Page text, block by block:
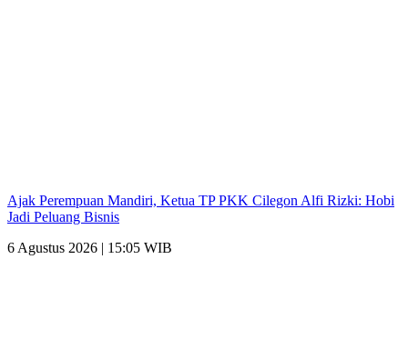
Ajak Perempuan Mandiri, Ketua TP PKK Cilegon Alfi Rizki: Hobi
Jadi Peluang Bisnis
6 Agustus 2026 | 15:05 WIB